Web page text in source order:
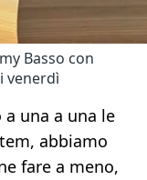
Basso con
venerdì
a una a una le
abbiamo
fare a meno,